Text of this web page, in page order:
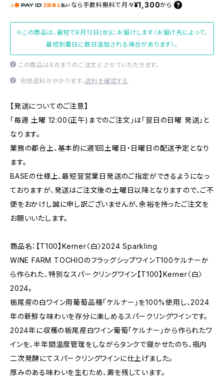
なら 手数料無料で 月々¥1,300から
※この商品は、最短で8月12日(水)にお届けします（お届け先によって、
最短到着日に数日追加される場合があります）。
この商品は6点までのご注文とさせていただきます。
別途送料がかかります。送料を確認する
【発送についてのご注意】
「毎週 土曜 12:00(正午)までのご注文」は「翌日の日曜 発送」と
なります。
業務の都合上、基本的に週1回土曜日・日曜日の配送予定となり
ます。
BASEの仕様上、最短翌営業日発送のご指定ができるようになっ
ておりますが、発送はご注文後の土曜日以降となりますので、ご不
便をおかけし誠に申し訳ございませんが、余裕を持ったご注文を
お願いいたします。
商品名：【T100】Kerner〈白〉2024 Sparkling
WINE FARM TOCHIOのフラッグシップワインT100ケルナーか
ら作られた、特別なスパークリングワイン【T100】Kerner〈白〉
2024。
栃尾産の白ワイン用葡萄品種「ケルナー」を100%使用し、2024
年の新鮮な味わいを存分に楽しめるスパークリングワインです。
2024年に収穫の栃尾産白ワイン葡萄「ケルナー」から作られたワ
インを、半年間温度管理をしながらタンクで寝かせたのち、瓶内
二次発酵にてスパークリングワインに仕上げました。
厚みのある味わいを生むため、澱を残しています。